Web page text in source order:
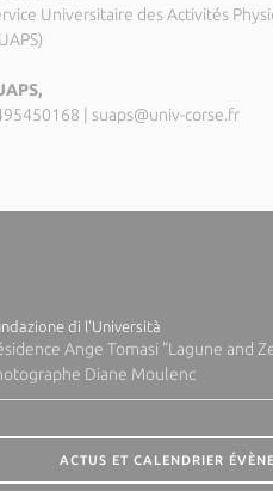
Universitaire des Activités
suaps@univ-corse.fr
di l'Università
Ange Tomasi "Lagune and
Diane Moulenc
ACTUS ET CALENDRIER